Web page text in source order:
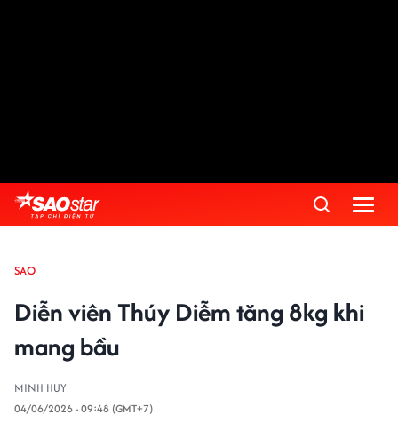
SAO
Diễn viên Thúy Diễm tăng 8kg khi
mang bầu
MINH HUY
04/06/2026 - 09:48 (GMT+7)